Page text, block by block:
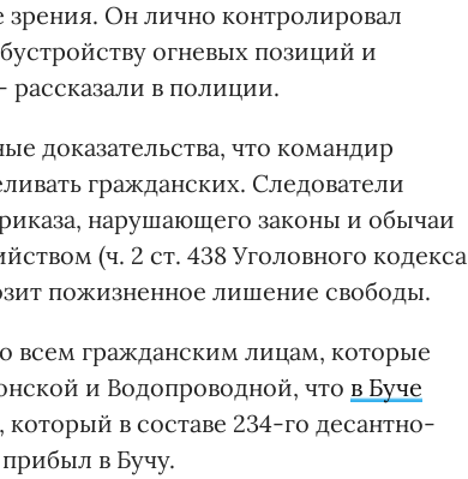
зрения. Он лично контролировал
огневых позиций и
рассказали в полиции.
доказательства, что командир
гражданских. Следователи
нарушающего законы и обычаи
(ч. 2 ст. 438 Уголовного кодекса
пожизненное лишение свободы.
всем гражданским лицам, которые
и Водопроводной, что в Буче
который в составе 234-го десантно-
в Бучу.